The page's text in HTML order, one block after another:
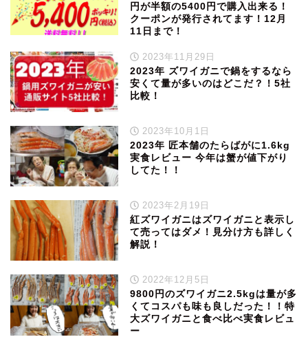
円が半額の5400円で購入出来る！
クーポンが発行されてます！12月
11日まで！
2023年11月29日
2023年 ズワイガニで鍋をするなら
安くて量が多いのはどこだ？！5社
比較！
2023年10月1日
2023年 匠本舗のたらばがに1.6kg
実食レビュー 今年は蟹が値下がり
してた！！
2023年2月19日
紅ズワイガニはズワイガニと表示し
て売ってはダメ！見分け方も詳しく
解説！
2022年12月5日
9800円のズワイガニ2.5kgは量が多
くてコスパも味も良しだった！！特
大ズワイガニと食べ比べ実食レビュ
ー